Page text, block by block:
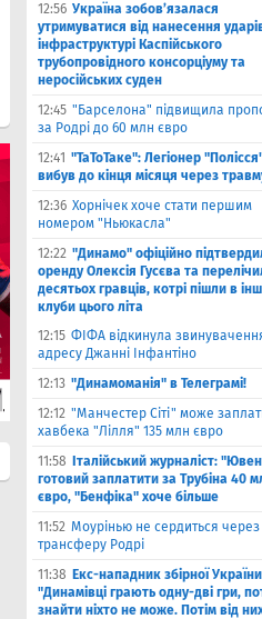
12:56 Україна зобов’язалася
утримуватися від нанесення
інфраструктурі Каспійського
трубопровідного консорціуму та
неросійських суден
12:45 "Барселона" підвищила
за Родрі до 60 млн євро
12:41 "ТаТоТаке": Легіонер
вибув до кінця місяця через
12:36 Хорнічек хоче стати першим
номером "Ньюкасла"
12:22 "Динамо" офіційно
оренду Олексія Гусєва та
десятьох гравців, котрі пішли в
клуби цього літа
12:15 ФІФА відкинула
адресу Джанні Інфантіно
12:13 "Динамоманія" в Телеграмі!
12:12 "Манчестер Сіті" може
хавбека "Лілля" 135 млн євро
11:58
Італійський журналіст:
готовий заплатити за Трубіна 40
євро, "Бенфіка" хоче більше
11:52 Моурінью не сердиться через
трансферу Родрі
11:38 Екс-нападник збірної
"Динамівці грають одну-дві гри,
знайти ніхто не може. Потім від